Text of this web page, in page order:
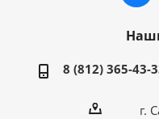
8 (812) 365-43-
г.